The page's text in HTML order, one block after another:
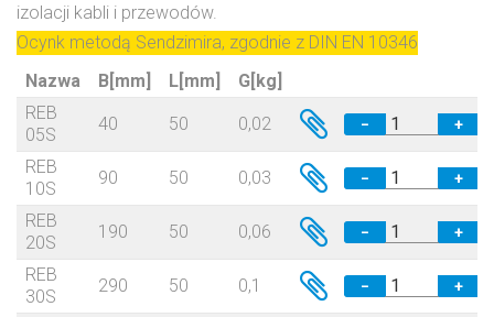
izolacji kabli i przewodów.
Ocynk metodą Sendzimira, zgodnie z DIN EN 10346
Nazwa
B[mm] L[mm]
G[kg]
REB
05S
40 50 0,02 − +
REB
10S
90 50 0,03 − +
REB
20S
190 50 0,06 − +
REB
30S
290 50 0,1 − +